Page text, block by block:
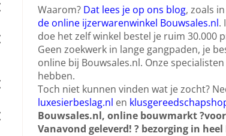
Waarom? Dat lees je op ons blog, zoals
de online ijzerwarenwinkel Bouwsales.nl.
doe het zelf winkel bestel je ruim 30.000
Geen zoekwerk in lange gangpaden, je
online bij Bouwsales.nl. Onze
hebben.
Toch niet kunnen vinden wat je zocht?
luxesierbeslag.nl en
Bouwsales.nl, online bouwmarkt?
Vanavond geleverd! ?bezorging in heel